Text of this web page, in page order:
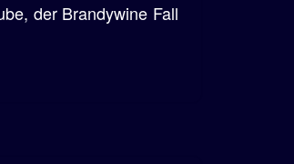
der Brandywine Fall